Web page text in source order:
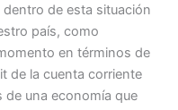
de esta situación
país, como
en términos de
de la cuenta corriente
de una economía que